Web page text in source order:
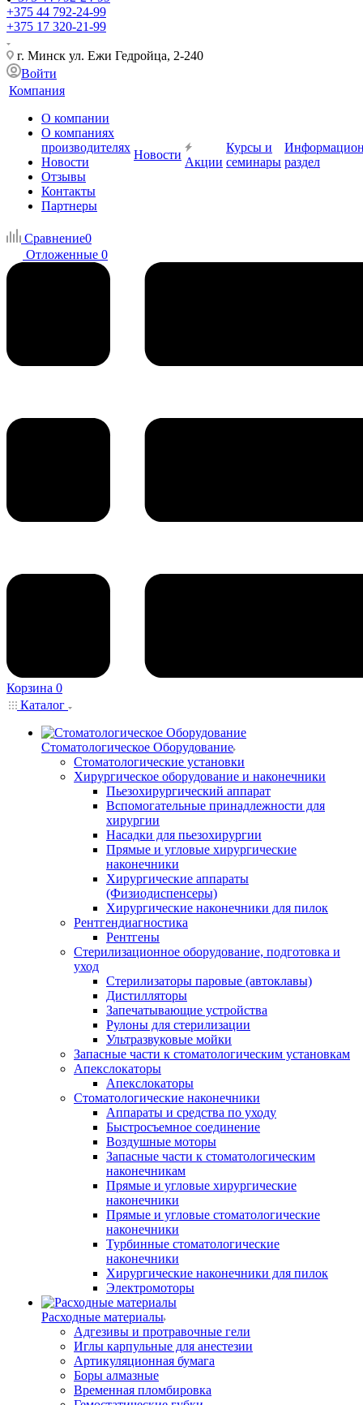
+375 44 792-24-99
+375 17 320-21-99
г. Минск ул. Ежи Гедройца, 2-240
Войти
Компания
О компании
О компаниях
производителях
Новости
Отзывы
Контакты
Партнеры
Новости
Акции
Курсы и
семинары раздел
Сравнение0
Отложенные 0
Корзина 0
Каталог
Стоматологическое Оборудование
Стоматологические установки
Хирургическое оборудование и наконечники
Пьезохирургический аппарат
Вспомогательные принадлежности для
хирургии
Насадки для пьезохирургии
Прямые и угловые хирургические
наконечники
Хирургические аппараты
(Физиодиспенсеры)
Хирургические наконечники для пилок
Рентгендиагностика
Рентгены
Стерилизационное оборудование, подготовка и
уход
Стерилизаторы паровые (автоклавы)
Дистилляторы
Запечатывающие устройства
Рулоны для стерилизации
Ультразвуковые мойки
Запасные части к стоматологическим установкам
Апекслокаторы
Апекслокаторы
Стоматологические наконечники
Аппараты и средства по уходу
Быстросъемное соединение
Воздушные моторы
Запасные части к стоматологическим
наконечникам
Прямые и угловые хирургические
наконечники
Прямые и угловые стоматологические
наконечники
Турбинные стоматологические
наконечники
Хирургические наконечники для пилок
Электромоторы
Расходные материалы
Адгезивы и протравочные гели
Иглы карпульные для анестезии
Артикуляционная бумага
Боры алмазные
Временная пломбировка